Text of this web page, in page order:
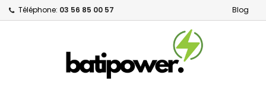
Téléphone: 03 56 85 00 57 Blog
Mes listes d'envies ×
Créer une nouvelle liste
Créer une liste d'envies ×
Nom de la liste d'envies
Connexion ×
Vous devez être connecté pour ajouter des produits
à votre liste d'envies.